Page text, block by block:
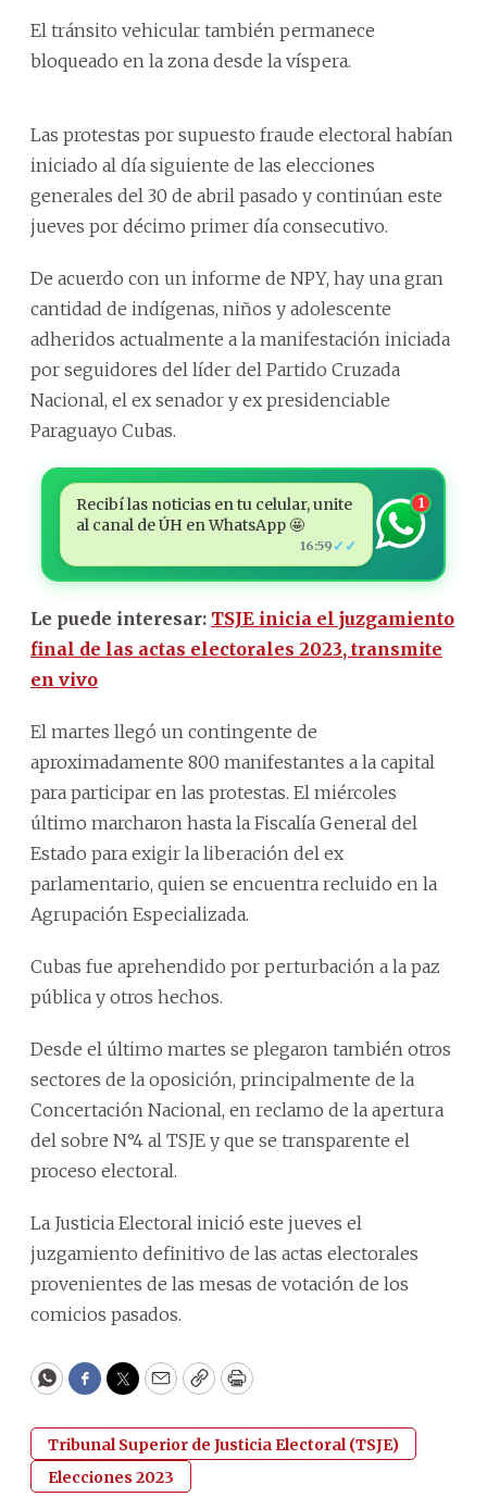
El tránsito vehicular también permanece
bloqueado en la zona desde la víspera.
Las protestas por supuesto fraude electoral habían
iniciado al día siguiente de las elecciones
generales del 30 de abril pasado y continúan este
jueves por décimo primer día consecutivo.
De acuerdo con un informe de NPY, hay una gran
cantidad de indígenas, niños y adolescente
adheridos actualmente a la manifestación iniciada
por seguidores del líder del Partido Cruzada
Nacional, el ex senador y ex presidenciable
Paraguayo Cubas.
Recibí las noticias en tu celular, unite
al canal de ÚH en WhatsApp 🤩
16:59 ✓✓
1
Le puede interesar: TSJE inicia el juzgamiento
final de las actas electorales 2023, transmite
en vivo
El martes llegó un contingente de
aproximadamente 800 manifestantes a la capital
para participar en las protestas. El miércoles
último marcharon hasta la Fiscalía General del
Estado para exigir la liberación del ex
parlamentario, quien se encuentra recluido en la
Agrupación Especializada.
Cubas fue aprehendido por perturbación a la paz
pública y otros hechos.
Desde el último martes se plegaron también otros
sectores de la oposición, principalmente de la
Concertación Nacional, en reclamo de la apertura
del sobre N°4 al TSJE y que se transparente el
proceso electoral.
La Justicia Electoral inició este jueves el
juzgamiento definitivo de las actas electorales
provenientes de las mesas de votación de los
comicios pasados.
WhatsApp
Facebook
Twitter
EmailCopyPrint
Tribunal Superior de Justicia Electoral (TSJE)
Elecciones 2023